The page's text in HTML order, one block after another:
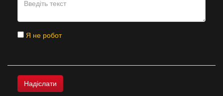
Я не робот